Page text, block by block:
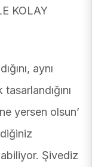
KOLAY
aynı
yersen olsun’
Şivediz